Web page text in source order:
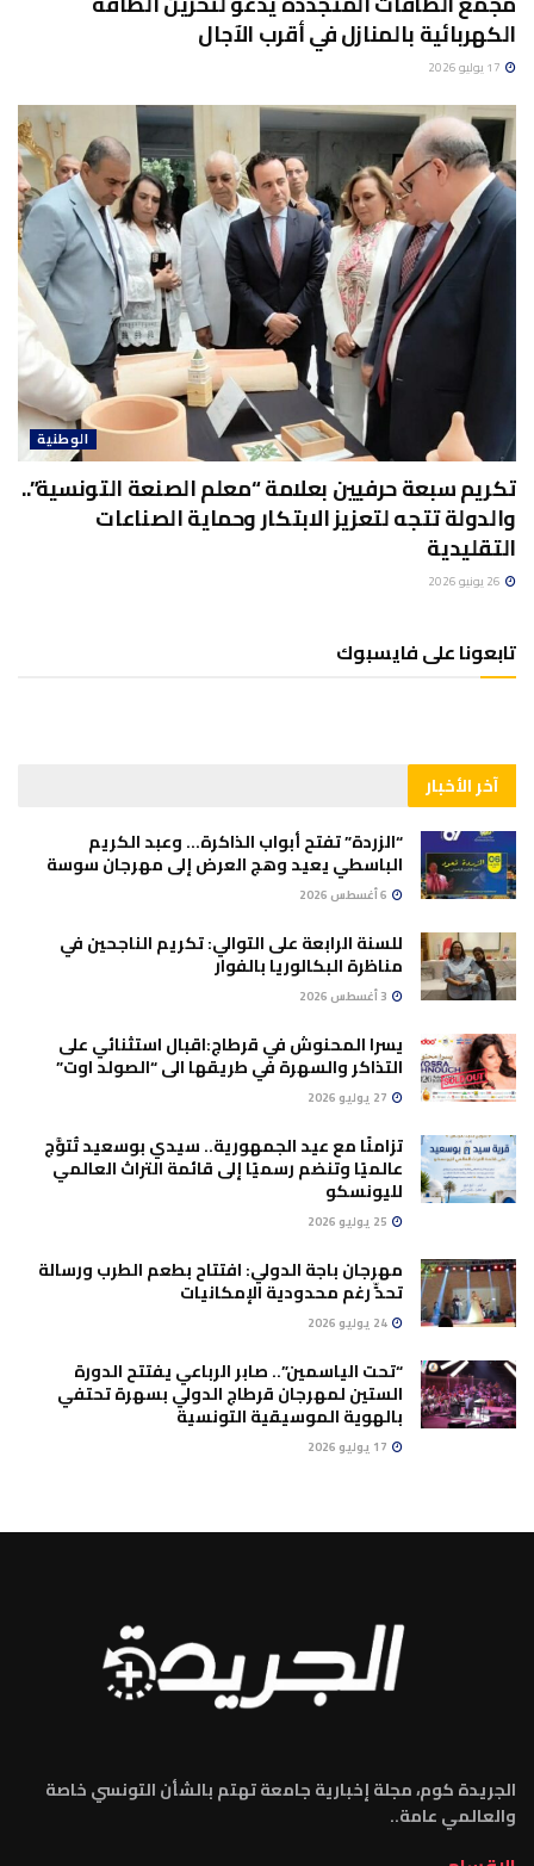
الكهربائية بالمنازل في أقرب الآجال
الوطنية
تكريم سبعة حرفيين بعلامة “معلم الصنعة التونسية”..
والدولة تتجه لتعزيز الابتكار وحماية الصناعات
التقليدية
تابعونا على فايسبوك
آخر الأخبار
“الزردة” تفتح أبواب الذاكرة… وعبد الكريم
الباسطي يعيد وهج العرض إلى مهرجان سوسة
للسنة الرابعة على التوالي: تكريم الناجحين في
مناظرة البكالوريا بالفوار
يسرا المحنوش في قرطاج:اقبال استثنائي على
التذاكر والسهرة في طريقها الى “الصولد اوت”
تزامنًا مع عيد الجمهورية.. سيدي بوسعيد تُتوَّج
عالميًا وتنضم رسميًا إلى قائمة التراث العالمي
لليونسكو
مهرجان باجة الدولي: افتتاح بطعم الطرب ورسالة
تحدٍّ رغم محدودية الإمكانيات
“تحت الياسمين”.. صابر الرباعي يفتتح الدورة
الستين لمهرجان قرطاج الدولي بسهرة تحتفي
بالهوية الموسيقية التونسية
الجريدة كوم، مجلة إخبارية جامعة تهتم بالشأن التونسي خاصة
والعالمي عامة..